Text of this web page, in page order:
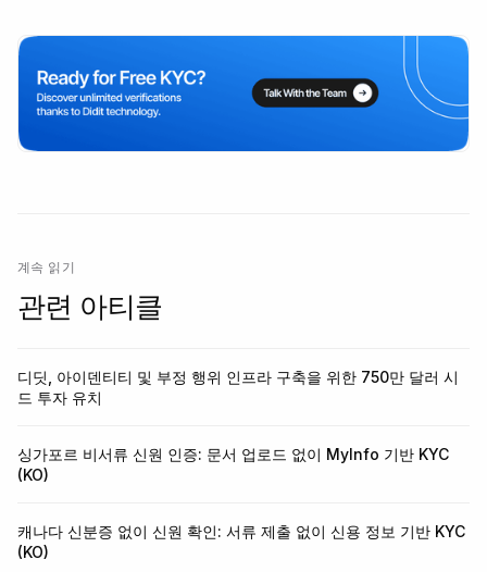
계속 읽기
관련 아티클
디딧, 아이덴티티 및 부정 행위 인프라 구축을 위한 750만 달러 시
드 투자 유치
싱가포르 비서류 신원 인증: 문서 업로드 없이 MyInfo 기반 KYC
(KO)
캐나다 신분증 없이 신원 확인: 서류 제출 없이 신용 정보 기반 KYC
(KO)